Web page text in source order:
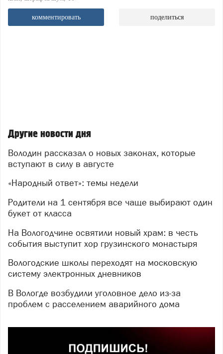
комментировать поделиться
Другие новости дня
Володин рассказал о новых законах, которые
вступают в силу в августе
«Народный ответ»: темы недели
Родители на 1 сентября все чаще выбирают один
букет от класса
На Вологодчине освятили новый храм: в честь
события выступит хор грузинского монастыря
Вологодские школы переходят на московскую
систему электронных дневников
В Вологде возбудили уголовное дело из-за
проблем с расселением аварийного дома